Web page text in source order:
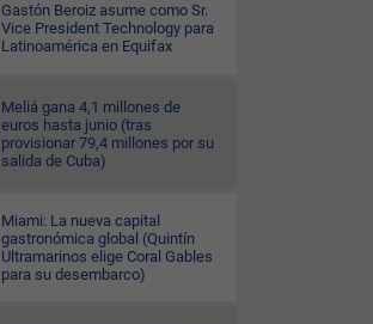
Gastón Beroiz asume como Sr.
Vice President Technology para
Latinoamérica en Equifax
Meliá gana 4,1 millones de
euros hasta junio (tras
provisionar 79,4 millones por su
salida de Cuba)
Miami: La nueva capital
gastronómica global (Quintín
Ultramarinos elige Coral Gables
para su desembarco)